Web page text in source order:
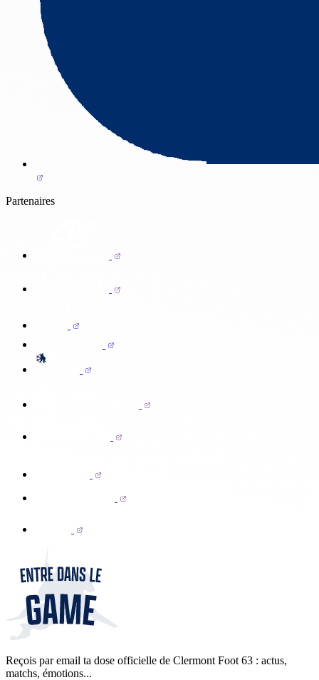
Partenaires
Reçois par email ta dose officielle de Clermont Foot 63 : actus,
matchs, émotions...